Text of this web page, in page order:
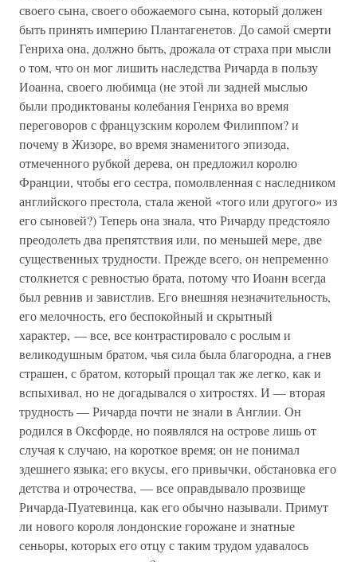
своего сына, своего обожаемого сына, который должен
быть принять империю Плантагенетов. До самой смерти
Генриха она, должно быть, дрожала от страха при мысли
о том, что он мог лишить наследства Ричарда в пользу
Иоанна, своего любимца (не этой ли задней мыслью
были продиктованы колебания Генриха во время
переговоров с французским королем Филиппом? и
почему в Жизоре, во время знаменитого эпизода,
отмеченного рубкой дерева, он предложил королю
Франции, чтобы его сестра, помолвленная с наследником
английского престола, стала женой «того или другого» из
его сыновей?) Теперь она знала, что Ричарду предстояло
преодолеть два препятствия или, по меньшей мере, две
существенных трудности. Прежде всего, он непременно
столкнется с ревностью брата, потому что Иоанн всегда
был ревнив и завистлив. Его внешняя незначительность,
его мелочность, его беспокойный и скрытный
характер, — все, все контрастировало с рослым и
великодушным братом, чья сила была благородна, а гнев
страшен, с братом, который прощал так же легко, как и
вспыхивал, но не догадывался о хитростях. И — вторая
трудность — Ричарда почти не знали в Англии. Он
родился в Оксфорде, но появлялся на острове лишь от
случая к случаю, на короткое время; он не понимал
здешнего языка; его вкусы, его привычки, обстановка его
детства и отрочества, — все оправдывало прозвище
Ричарда-Пуатевинца, как его обычно называли. Примут
ли нового короля лондонские горожане и знатные
сеньоры, которых его отцу с таким трудом удавалось